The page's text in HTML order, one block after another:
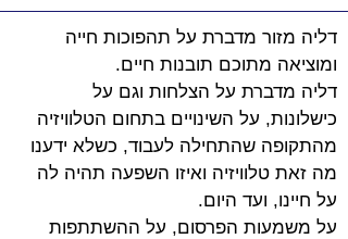
דליה מזור מדברת על תהפוכות חייה
ומוציאה מתוכם תובנות חיים.
דליה מדברת על הצלחות וגם על
כישלונות, על השינויים בתחום הטלוויזיה
מהתקופה שהתחילה לעבוד, כשלא ידענו
מה זאת טלוויזיה ואיזו השפעה תהיה לה
על חיינו, ועד היום.
על משמעות הפרסום, על ההשתתפות